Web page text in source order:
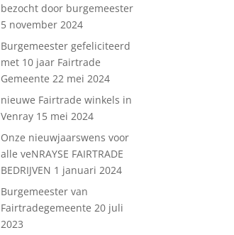
bezocht door burgemeester
5 november 2024
Burgemeester gefeliciteerd
met 10 jaar Fairtrade
Gemeente 22 mei 2024
nieuwe Fairtrade winkels in
Venray 15 mei 2024
Onze nieuwjaarswens voor
alle veNRAYSE FAIRTRADE
BEDRIJVEN 1 januari 2024
Burgemeester van
Fairtradegemeente 20 juli
2023